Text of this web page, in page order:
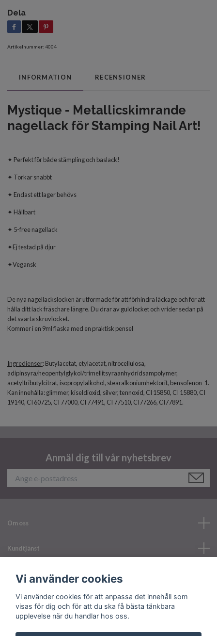
Dela
Artikelnummer: 4004
INFORMATION RECENSIONER
Mystique - Metallicskimrande
nagellack för Stamping Nail Art!
✦ Perfekt för både stämpling och baslack!
✦ Torkar snabbt
✦ Endast ett lager behövs
✦ Hållbart
✦ 5-free nagellack
✦Ej testad på djur
✦Vegansk
De nya nagellackslocken är utformade för att förhindra läckage och för att
hålla ditt lack fräschare längre. Du drar av guldlocket och vrider sedan på
det svarta skruvlocket.
Kommer i en 9ml flaska med en praktisk pensel
Ingredienser: Butylacetat, etylacetat, nitrocellulosa,
adipinsyra/neopentylglykol/trimellitsyraanhydridsampolymer,
acetyltributylcitrat, isopropylalkohol, stearalkoniumhektorit, bensofenon-1.
Kan innehålla: glimmer, kiseldioxid, silver, tennoxid, CI 15850, CI 15880, CI
19140, CI 60725, CI 77000, CI 77491, CI 77510, CI77266, CI77891.
Anmäl dig till vår nyhetsbrev
Om oss
Kundtjänst
Läs mer
Sociala medier
Vi använder cookies
Vi använder cookies för att anpassa det innehåll som
visas för dig och för att du ska få bästa tänkbara
upplevelse när du handlar hos oss.